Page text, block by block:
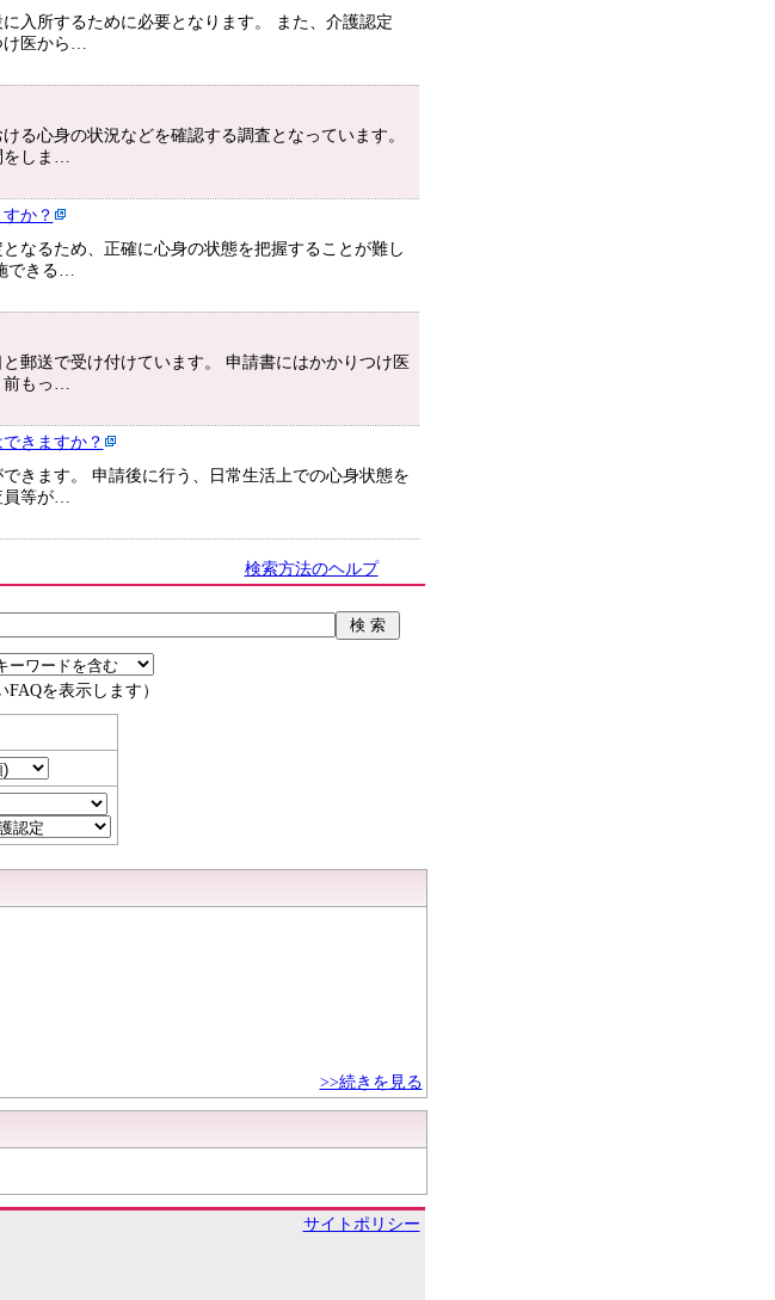
入所するために必要となります。 また、介護認定
け医から…
る心身の状況などを確認する調査となっています。
をしま…
か？
なるため、正確に心身の状態を把握することが難し
できる…
郵送で受け付けています。 申請書にはかかりつけ医
前もっ…
きますか？
きます。 申請後に行う、日常生活上での心身状態を
員等が…
検索方法のヘルプ
を表示します）
>>続きを見る
サイトポリシー